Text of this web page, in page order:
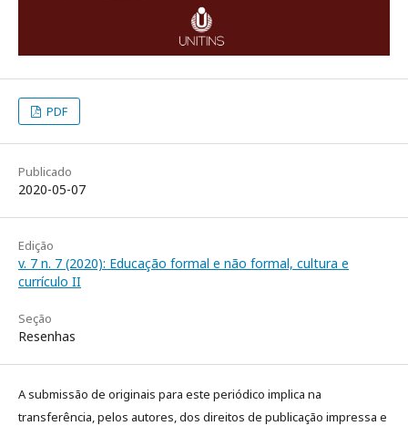
PDF
Publicado
2020-05-07
Edição
v. 7 n. 7 (2020): Educação formal e não formal, cultura e
currículo II
Seção
Resenhas
A submissão de originais para este periódico implica na
transferência, pelos autores, dos direitos de publicação impressa e